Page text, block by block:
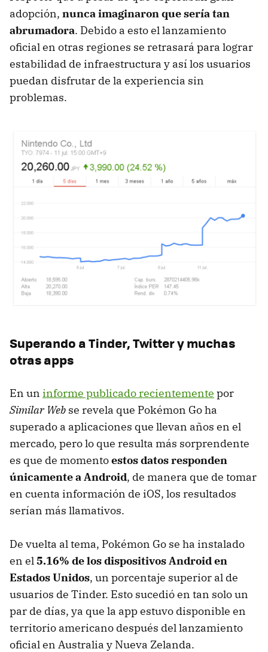
adopción, nunca imaginaron que sería tan
abrumadora. Debido a esto el lanzamiento
oficial en otras regiones se retrasará para lograr
estabilidad de infraestructura y así los usuarios
puedan disfrutar de la experiencia sin
problemas.
Superando a Tinder, Twitter y muchas
otras apps
En un informe publicado recientemente por
Similar Web se revela que Pokémon Go ha
superado a aplicaciones que llevan años en el
mercado, pero lo que resulta más sorprendente
es que de momentoestos datos responden
únicamente a Android, de manera que de tomar
en cuenta información de iOS, los resultados
serían más llamativos.
De vuelta al tema, Pokémon Go se ha instalado
en el5.16% de los dispositivos Android en
Estados Unidos, un porcentaje superior al de
usuarios de Tinder. Esto sucedió en tan solo un
par de días, ya que la app estuvo disponible en
territorio americano después del lanzamiento
oficial en Australia y Nueva Zelanda.